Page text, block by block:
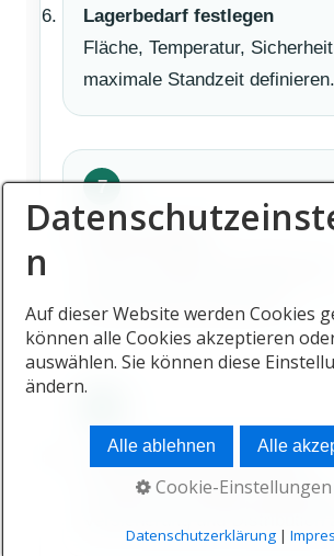
Lagerbedarf festlegen
Fläche, Temperatur,
maximale Standzeit definieren.
Partner prüfen
Gesamtkosten berechnen
Transport, Handling, Lagerung,
n
Auf dieser Website werden Cookies
können alle Cookies akzeptieren
auswählen. Sie können diese
ändern.
Alle ablehnen Alle
Cookie-Einstellungen
Datenschutzerklärung|